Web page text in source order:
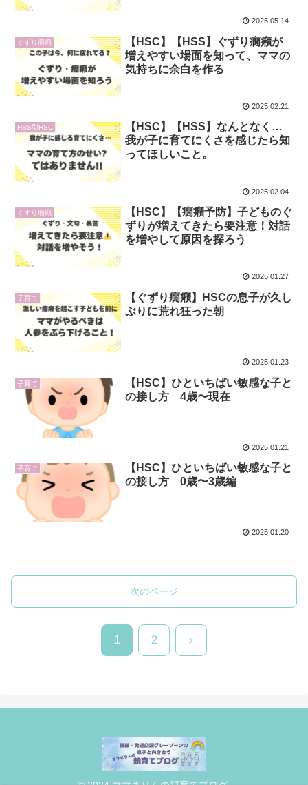
2025.05.14
ぐずり癇癪
【HSC】【HSS】ぐずり癇癪が
増えやすい場面を知って、ママの
気持ちに余白を作る
2025.02.21
HSS型HSC
【HSC】【HSS】なんとなく…
我が子に育てにくさを感じたら知
ってほしいこと。
2025.02.04
ぐずり癇癪
【HSC】【癇癪予防】子どものぐ
ずりが増えてきたら要注意！対話
を増やして原因を探ろう
2025.01.27
子育て
【ぐずり癇癪】HSCの息子が久し
ぶりに荒れ狂った朝
2025.01.23
子育て
【HSC】ひといちばい敏感な子と
の接し方 4歳〜現在
2025.01.21
子育て
【HSC】ひといちばい敏感な子と
の接し方 0歳〜3歳編
2025.01.20
次のページ
1 2 次